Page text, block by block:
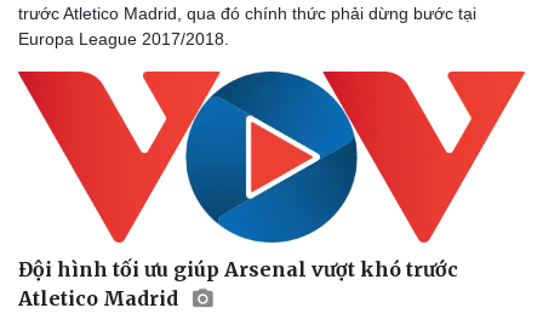
Doanh nghiệp
trước Atletico Madrid, qua đó chính thức phải dừng bước tại
Europa League 2017/2018.
Đội hình tối ưu giúp Arsenal vượt khó trước
Atletico Madrid